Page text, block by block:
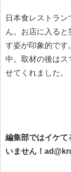
日本食レストラ
ん。お店に入る
す姿が印象的です
中。取材の後はス
せてくれました。
編集部ではイケて
いません！